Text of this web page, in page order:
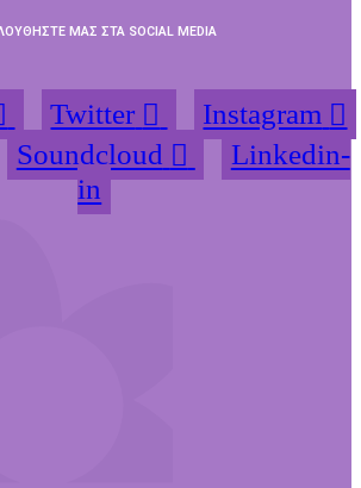
ΜΑΣ ΣΤΑ SOCIAL MEDIA
Twitter
Instagram
Soundcloud
Linkedin-
in